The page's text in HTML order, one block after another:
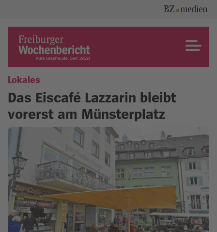
content
Freiburger Wochenbericht
Lokales
Das Eiscafé Lazzarin bleibt
vorerst am Münsterplatz